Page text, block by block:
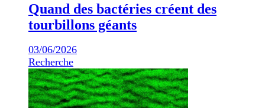
Quand des bactéries créent des
tourbillons géants
03/06/2026
Recherche